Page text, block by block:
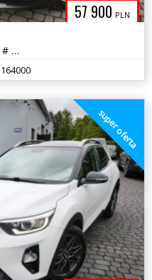
57 900 PLN
1.6 GDi # Kamera # Navi # Skóra # JBL # Full Opcja !!! GWARANCJA !!!
164000
super oferta